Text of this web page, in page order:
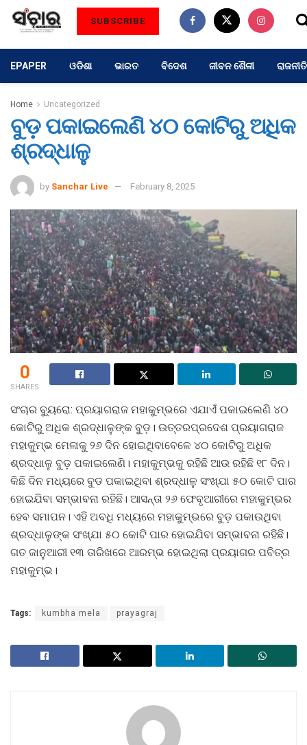
SUBSCRIBE
EPAPER ଓଡିଶା ଭାରତ ବିଦେଶ ଜୀବନ ଶୈଳୀ ରାଜନୀତି
Home Uncategorized
ବୁଡ଼ ପକାଇଲେଣି ୪୦ କୋଟିରୁ ଅଧିକ
ଶ୍ରଦ୍ଧାଳୁ
by Sanchar Live February 8, 2025
0
SHARES
ସଂଚାର ବ୍ୟୁରୋ: ପ୍ରୟାଗରାଜ ମହାକୁମ୍ଭରେ ଏଯାଏଁ ପକାଇଲେଣି ୪୦
କୋଟିରୁ ଅଧିକ ଶ୍ରଦ୍ଧାଳୁଙ୍କ ବୁଡ଼। ଉତ୍ତରପ୍ରଦେଶ ପ୍ରୟାଗରାଜ
ମହାକୁମ୍ଭ ମେଳାକୁ ୨୬ ଦିନ ହୋଇଥିବାବେଳେ ୪୦ କୋଟିରୁ ଅଧିକ
ଶ୍ରଦ୍ଧାଳୁ ବୁଡ଼ ପକାଇଲେଣି। ମହାକୁମ୍ଭକୁ ରହିଛି ଆଉ ରହିଛି ୧୮ ଦିନ।
କିଛି ଦିନ ମଧ୍ୟରେ ବୁଡ ପକାଇଥିବା ଶ୍ରଦ୍ଧାଳୁ ସଂଖ୍ଯା ୫୦ କୋଟି ପାର
ହୋଇଯିବା ସମ୍ଭାବନା ରହିଛି। ଆସନ୍ତା ୨୬ ଫେବୃଆରୀରେ ମହାକୁମ୍ଭର
ହେବ ସମାପନ। ଏହି ଅବଧି ମଧ୍ୟରେ ମହାକୁମ୍ଭରେ ବୁଡ଼ ପକାଉଥିବା
ଶ୍ରଦ୍ଧାଳୁଙ୍କ ସଂଖ୍ଯା ୫୦ କୋଟି ପାର ହୋଇଯିବା ସମ୍ଭାବନା ରହିଛି।
ଗତ ଜାନୁଆରୀ ୧୩ ତାରିଖରେ ଆରମ୍ଭ ହୋଇଥିଲା ପ୍ରୟାଗର ପବିତ୍ର
ମହାକୁମ୍ଭ।
Tags: kumbha mela prayagraj